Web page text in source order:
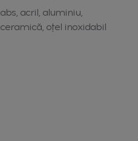
abs, acril, aluminiu,
ceramică, oțel inoxidabil